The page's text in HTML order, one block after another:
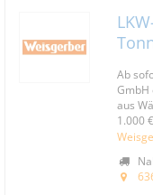
Ab
GmbH
aus
1.000